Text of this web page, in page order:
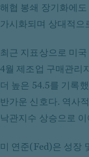
해협 봉쇄 장기화에
가시화되며 상대적으
최근 지표상으로 미
4월 제조업 구매관리
더 높은 54.5를 기록
반가운 신호다. 역사
낙관지수 상승으로
미 연준(Fed)은 성장